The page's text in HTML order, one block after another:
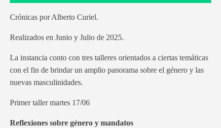
Crónicas por Alberto Curiel.
Realizados en Junio y Julio de 2025.
La instancia conto con tres talleres orientados a ciertas temáticas
con el fin de brindar un amplio panorama sobre el género y las
nuevas masculinidades.
Primer taller martes 17/06
Reflexiones sobre género y mandatos